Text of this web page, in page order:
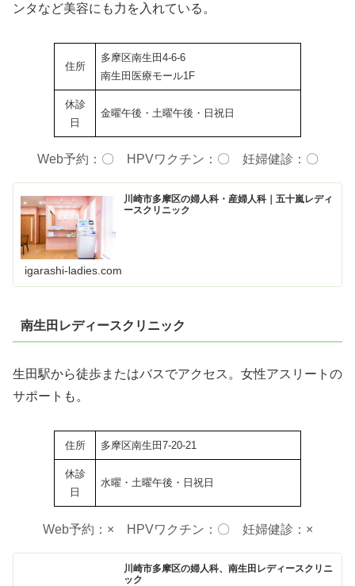
ンタなど美容にも力を入れている。
住所
多摩区南生田4-6-6
南生田医療モール1F
休診
日
金曜午後・土曜午後・日祝日
Web予約：〇 HPVワクチン：〇 妊婦健診：〇
川崎市多摩区の婦人科・産婦人科｜五十嵐レディ
ースクリニック
igarashi-ladies.com
南生田レディースクリニック
生田駅から徒歩またはバスでアクセス。女性アスリートの
サポートも。
住所 多摩区南生田7-20-21
休診
日
水曜・土曜午後・日祝日
Web予約：× HPVワクチン：〇 妊婦健診：×
川崎市多摩区の婦人科、南生田レディースクリニ
ック